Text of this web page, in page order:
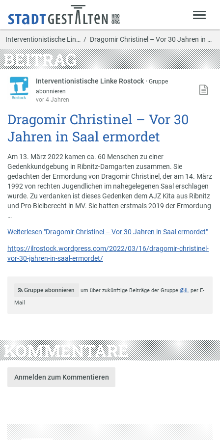
Interventionistische Lin… Dragomir Christinel – Vor 30 Jahren in Saal ermor…
BEITRAG
Interventionistische Linke Rostock ·Gruppe
abonnieren
vor 4 Jahren
Dragomir Christinel – Vor 30
Jahren in Saal ermordet
Am 13. März 2022 kamen ca. 60 Menschen zu einer
Gedenkkundgebung in Ribnitz-Damgarten zusammen. Sie
gedachten der Ermordung von Dragomir Christinel, der am 14. März
1992 von rechten Jugendlichen im nahegelegenen Saal erschlagen
wurde. Zu verdanken ist dieses Gedenken dem AJZ Kita aus Ribnitz
und Pro Bleiberecht in MV. Sie hatten erstmals 2019 der Ermordung
…
Weiterlesen "Dragomir Christinel – Vor 30 Jahren in Saal ermordet"
https://ilrostock.wordpress.com/2022/03/16/dragomir-christinel-
vor-30-jahren-in-saal-ermordet/
Gruppe abonnieren um über zukünftige Beiträge der Gruppe @iL per E-
Mail
KOMMENTARE
Anmelden zum Kommentieren